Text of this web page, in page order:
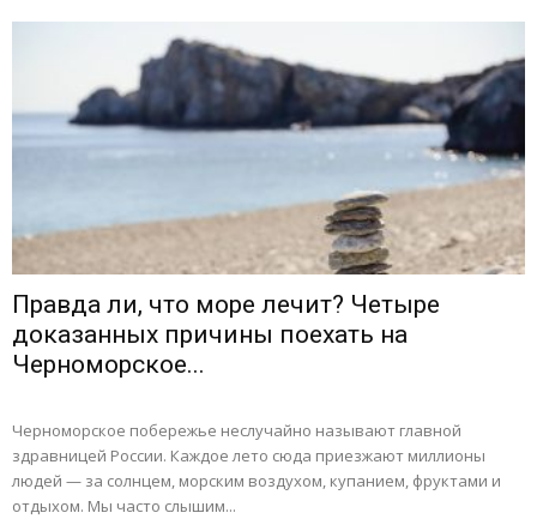
Правда ли, что море лечит? Четыре
доказанных причины поехать на
Черноморское...
Черноморское побережье неслучайно называют главной
здравницей России. Каждое лето сюда приезжают миллионы
людей — за солнцем, морским воздухом, купанием, фруктами и
отдыхом. Мы часто слышим...